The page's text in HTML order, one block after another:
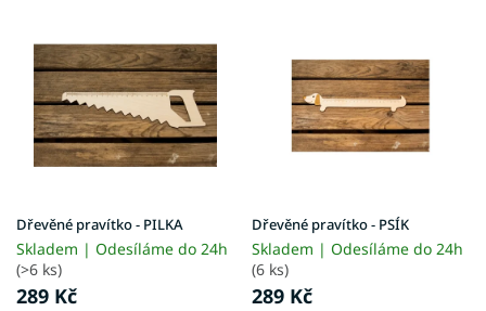
u
k
t
ů
Dřevěné pravítko - PILKA
Skladem | Odesíláme do 24h
(>6 ks)
289 Kč
Dřevěné pravítko - PSÍK
Skladem | Odesíláme do 24h
(6 ks)
289 Kč